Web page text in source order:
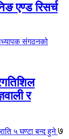
एण्ड रिसर्च
र
७